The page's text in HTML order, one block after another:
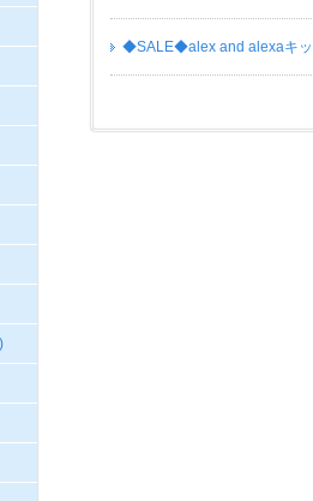
◆SALE◆alex and alexaキッ